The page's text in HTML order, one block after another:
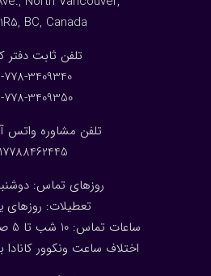
BC, Canada
:تلفن ثابت دفتر
778-3409340
778-3409350
تلفن مشاوره واتس
17788462445+
روزهای تماس:
تعطیلات: روزهای
ساعات تماس: 10 شب تا 5 صبح به وقت ایران
اختلاف ساعت ونکوور کانادا با